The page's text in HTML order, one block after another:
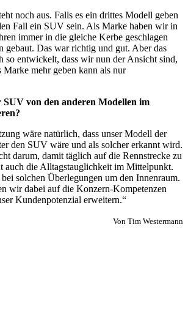
noch aus. Falls es ein drittes Modell geben
Fall ein SUV sein. Als Marke haben wir in
immer in die gleiche Kerbe geschlagen
gebaut. Das war richtig und gut. Aber das
so entwickelt, dass wir nun der Ansicht sind,
Marke mehr geben kann als nur
von den anderen Modellen im
wäre natürlich, dass unser Modell der
den SUV wäre und als solcher erkannt wird.
darum, damit täglich auf die Rennstrecke zu
auch die Alltagstauglichkeit im Mittelpunkt.
bei solchen Überlegungen um den Innenraum.
wir dabei auf die Konzern-Kompetenzen
Kundenpotenzial erweitern.“
Von Tim Westermann